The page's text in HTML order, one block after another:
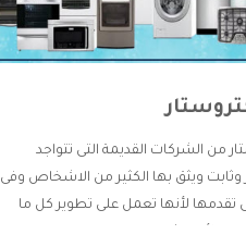
من الشركات القديمة التى تتواجد
ويثق بها الكثير من الاشخاص وفى
تقدمها لأنها تعمل على تطوير كل ما